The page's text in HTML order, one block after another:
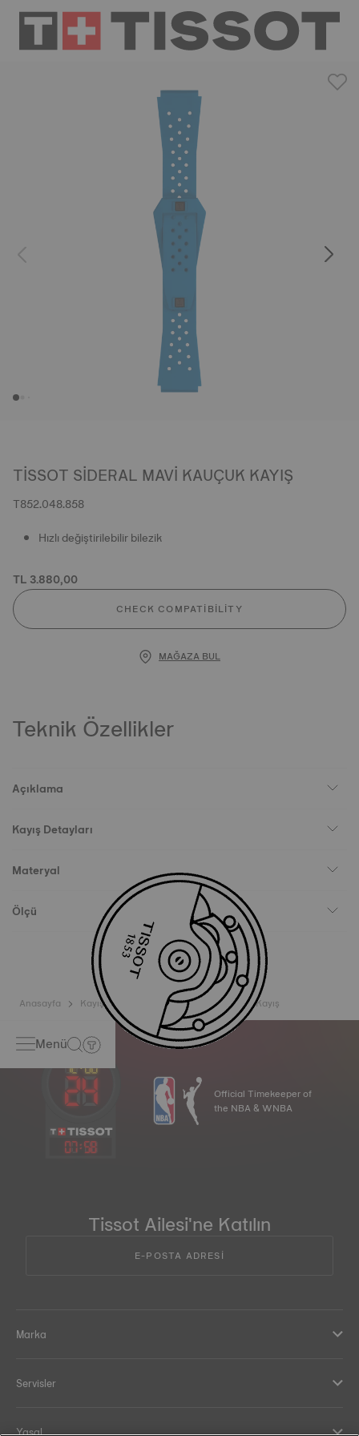
TISSOT SIDERAL MAVI KAUÇUK KAYIŞ
T852.048.858
Hızlı değiştirilebilir bilezik
TL 3.880,00
CHECK COMPATIBILITY
MAĞAZA BUL
Teknik Özellikler
Açıklama
Kayış Detayları
Materyal
Ölçü
Anasayfa Kayışlar Tissot Sideral Mavi Kauçuk Kayış
Menü
07:58
Official Timekeeper of
the NBA & WNBA
Tissot Ailesi'ne Katılın
E-POSTA ADRESİ
Marka
Servisler
Yasal